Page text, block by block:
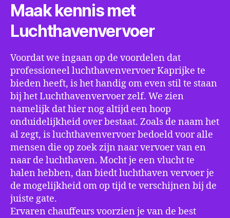
Maak kennis met
Luchthavenvervoer
Voordat we ingaan op de voordelen dat
professioneel luchthavenvervoer Kaprijke te
bieden heeft, is het handig om even stil te staan
bij het Luchthavenvervoer zelf. We zien
namelijk dat hier nog altijd een hoop
onduidelijkheid over bestaat. Zoals de naam het
al zegt, is luchthavenvervoer bedoeld voor alle
mensen die op zoek zijn naar vervoer van en
naar de luchthaven. Mocht je een vlucht te
halen hebben, dan biedt luchthaven vervoer je
de mogelijkheid om op tijd te verschijnen bij de
juiste gate.
Ervaren chauffeurs voorzien je van de best